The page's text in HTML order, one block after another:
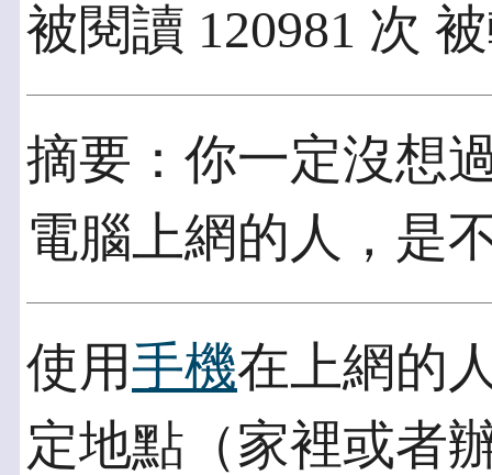
被閱讀 120981 次
摘要：你一定沒想
電腦上網的人，是
使用手機在上網的
定地點（家裡或者